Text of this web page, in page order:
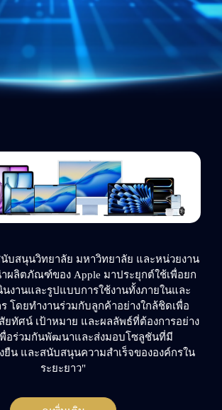
นับสนุนวิทยาลัย มหาวิทยาลัย และหน่วยงาน
ผลิตภัณฑ์ของ Apple มาประยุกต์ใช้เพื่อยก
นงานและรูปแบบการใช้งานทั้งภายในและ
โดยทำงานร่วมกับลูกค้าอย่างใกล้ชิดเพื่อ
ยทัศน์ เป้าหมาย และผลลัพธ์ที่ต้องการอย่าง
พื่อร่วมกันพัฒนาและส่งมอบโซลูชันที่มี
ยืน และสนับสนุนความสำเร็จขององค์กรใน
ระยะยาว"